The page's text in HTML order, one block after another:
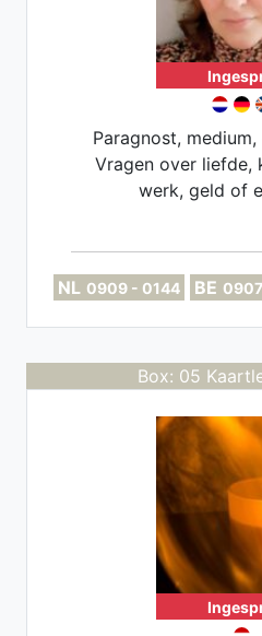
Paragnost,
Vragen over liefde,
werk, geld of
NL 0909 - 0144 BE
Box: 05